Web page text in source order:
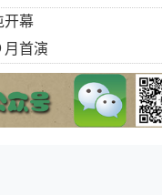
开幕
月首演